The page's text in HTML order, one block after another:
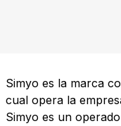
Simyo es la marca
cual opera la
Simyo es un